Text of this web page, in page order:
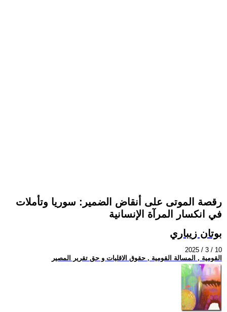
رقصة الموتى على أنقاض الضمير: سوريا وتأملات
في انكسار المرآة الإنسانية
بوتان زيباري
2025 / 3 / 10
القومية , المسالة القومية , حقوق الاقليات و حق تقرير المصير